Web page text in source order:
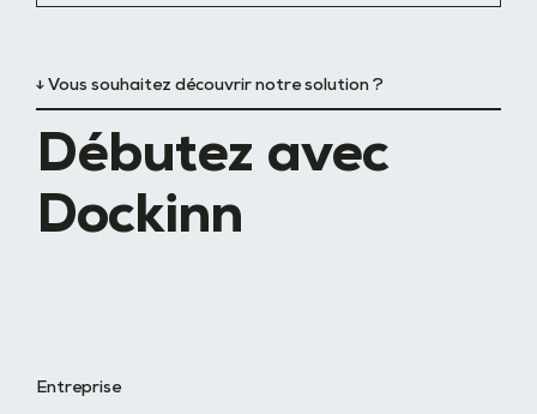
↓ Vous souhaitez découvrir notre solution ?
Débutez avec
Dockinn
Entreprise